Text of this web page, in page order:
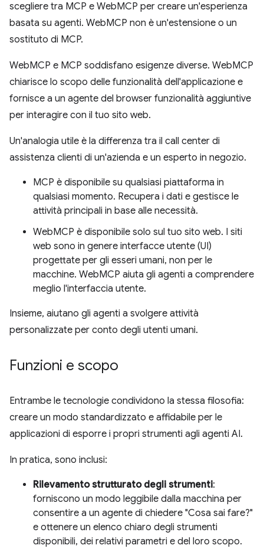
scegliere tra MCP e WebMCP per creare un'esperienza
basata su agenti. WebMCP non è un'estensione o un
sostituto di MCP.
WebMCP e MCP soddisfano esigenze diverse. WebMCP
chiarisce lo scopo delle funzionalità dell'applicazione e
fornisce a un agente del browser funzionalità aggiuntive
per interagire con il tuo sito web.
Un'analogia utile è la differenza tra il call center di
assistenza clienti di un'azienda e un esperto in negozio.
MCP è disponibile su qualsiasi piattaforma in
qualsiasi momento. Recupera i dati e gestisce le
attività principali in base alle necessità.
WebMCP è disponibile solo sul tuo sito web. I siti
web sono in genere interfacce utente (UI)
progettate per gli esseri umani, non per le
macchine. WebMCP aiuta gli agenti a comprendere
meglio l'interfaccia utente.
Insieme, aiutano gli agenti a svolgere attività
personalizzate per conto degli utenti umani.
Funzioni e scopo
Entrambe le tecnologie condividono la stessa filosofia:
creare un modo standardizzato e affidabile per le
applicazioni di esporre i propri strumenti agli agenti AI.
In pratica, sono inclusi:
Rilevamento strutturato degli strumenti:
forniscono un modo leggibile dalla macchina per
consentire a un agente di chiedere "Cosa sai fare?"
e ottenere un elenco chiaro degli strumenti
disponibili, dei relativi parametri e del loro scopo.